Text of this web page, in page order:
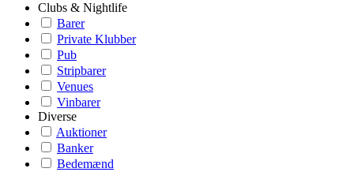
Clubs & Nightlife
Barer
Private Klubber
Pub
Stripbarer
Venues
Vinbarer
Diverse
Auktioner
Banker
Bedemænd